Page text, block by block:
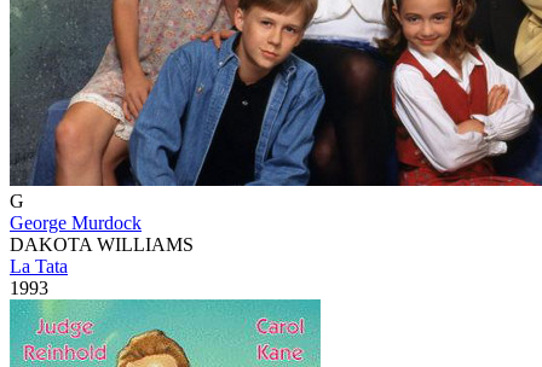
G
George Murdock
DAKOTA WILLIAMS
La Tata
1993